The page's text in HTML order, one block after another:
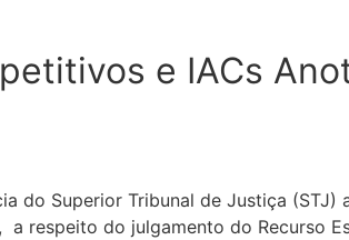
e IACs
do Superior Tribunal de Justiça (STJ)
a respeito do julgamento do Recurso